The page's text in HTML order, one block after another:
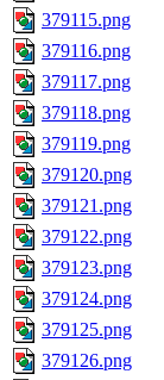
379115.png
379116.png
379117.png
379118.png
379119.png
379120.png
379121.png
379122.png
379123.png
379124.png
379125.png
379126.png